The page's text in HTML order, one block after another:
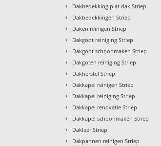
› Dakbedekking plat dak Striep
› Dakbedekkingen Striep
› Daken reinigen Striep
› Dakgoot reiniging Striep
› Dakgoot schoonmaken Striep
› Dakgoten reiniging Striep
› Dakherstel Striep
› Dakkapel reinigen Striep
› Dakkapel reiniging Striep
› Dakkapel renovatie Striep
› Dakkapel schoonmaken Striep
› Dakleer Striep
› Dakpannen reinigen Striep